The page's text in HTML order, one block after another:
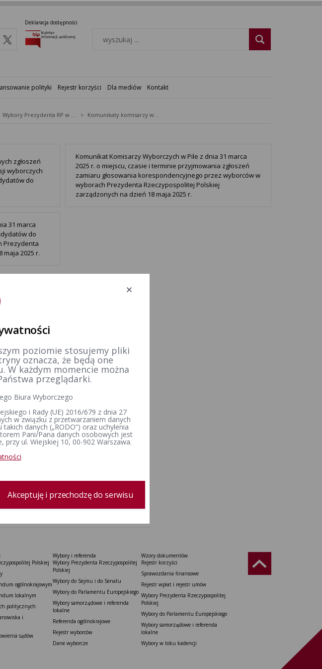
Deklaracja dostępności
polityki Rejestr korzyści Dla mediów Kontakt
Wybory Prezydenta RP w 2025 r. Komunikaty komisarzy wyborczych
zgłoszeń
wyborczych
do
Komunikat Komisarzy Wyborczych w Pile z dnia 31 marca
2025 r. o miejscu, czasie i terminie przyjmowania zgłoszeń
zamiaru głosowania korespondencyjnego przez wyborców w
wyborach Prezydenta Rzeczypospolitej Polskiej
zarządzonych na dzień 18 maja 2025 r.
31 marca
do
Prezydenta
maja 2025 r.
Polskiej​
ogólnokrajowym
lokalnym
politycznych
i
sądów
Wybory i referenda
Wybory Prezydenta Rzeczypospolitej
Polskiej
Wybory do Sejmu i do Senatu
Wybory do Parlamentu Europejskiego
Wybory samorządowe i referenda
lokalne
Referenda ogólnokrajowe
Rejestr wyborców
Dane wyborcze
Wzory dokumentów
Rejestr korzyści
Sprawozdania finansowe
Rejestr wpłat i rejestr umów
Wybory Prezydenta Rzeczypospolitej
Polskiej
Wybory do Parlamentu Europejskiego
Wybory samorządowe i referenda
lokalne
Wybory w toku kadencji
poziomie stosujemy pliki
oznacza, że będą one
W każdym momencie można
przeglądarki.
Biura Wyborczego
i Rady (UE) 2016/679 z dnia 27
w związku z przetwarzaniem danych
danych („RODO”) oraz uchylenia
Pani/Pana danych osobowych jest
przy ul. Wiejskiej 10, 00-902 Warszawa.
Akceptuję i przechodzę do serwisu